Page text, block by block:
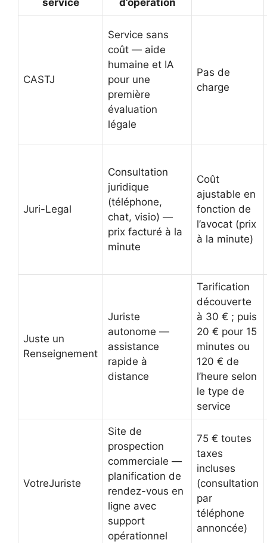
service d’opération
CASTJ
Service sans
coût — aide
humaine et IA
pour une
première
évaluation
légale
Pas de
charge
Juri-Legal
Consultation
juridique
(téléphone,
chat, visio) —
prix facturé à la
minute
Coût
ajustable en
fonction de
l’avocat (prix
à la minute)
Juste un
Renseignement
Juriste
autonome —
assistance
rapide à
distance
Tarification
découverte
à 30 € ; puis
20 € pour 15
minutes ou
120 € de
l’heure selon
le type de
service
VotreJuriste
Site de
prospection
commerciale —
planification de
rendez-vous en
ligne avec
support
opérationnel
75 € toutes
taxes
incluses
(consultation
par
téléphone
annoncée)